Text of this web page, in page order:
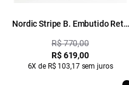
Nordic Stripe B. Embutido Reta
R$ 770,00
R$ 619,00
6X de R$ 103,17 sem juros